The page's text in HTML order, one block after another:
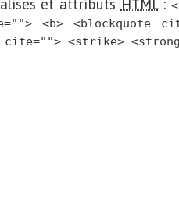
et attributs HTML:
<b> <blockquote
cite=""> <strike>